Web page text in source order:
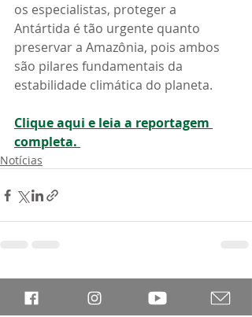
os especialistas, proteger a
Antártida é tão urgente quanto
preservar a Amazônia, pois ambos
são pilares fundamentais da
estabilidade climática do planeta.
Clique aqui e leia a reportagem
completa.
Notícias
Posts recentes